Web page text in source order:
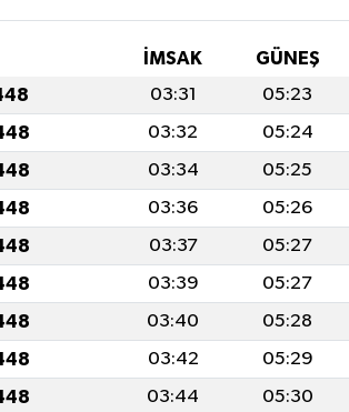
İMSAK GÜNEŞ
03:31 05:23
03:32 05:24
03:34 05:25
03:36 05:26
03:37 05:27
03:39 05:27
03:40 05:28
03:42 05:29
03:44 05:30